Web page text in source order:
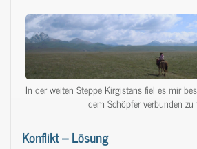
In der weiten Steppe Kirgistans fiel es mir
dem Schöpfer verbunden zu
Konflikt – Lösung